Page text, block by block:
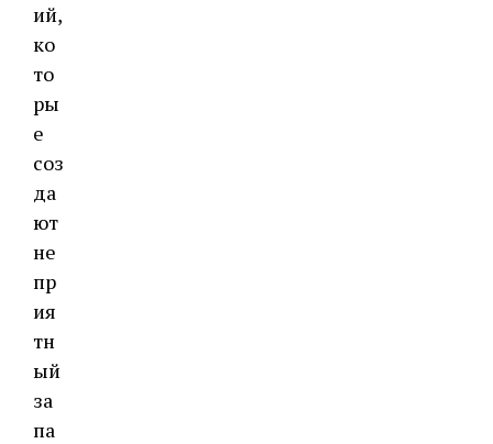
ий,
ко
то
ры
е
соз
да
ют
не
пр
ия
тн
ый
за
па